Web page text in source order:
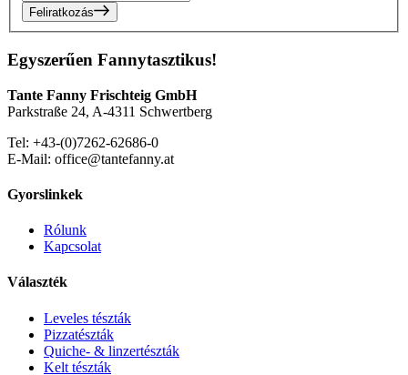
Feliratkozás
Egyszerűen Fannytasztikus!
Tante Fanny Frischteig GmbH
Parkstraße 24, A-4311 Schwertberg
Tel: +43-(0)7262-62686-0
E-Mail: office@tantefanny.at
Gyorslinkek
Rólunk
Kapcsolat
Választék
Leveles tészták
Pizzatészták
Quiche- & linzertészták
Kelt tészták